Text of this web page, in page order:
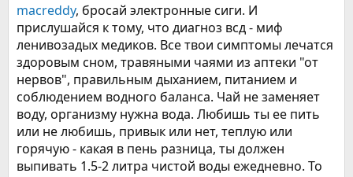
macreddy, бросай электронные сиги. И
прислушайся к тому, что диагноз всд - миф
ленивозадых медиков. Все твои симптомы лечатся
здоровым сном, травяными чаями из аптеки "от
нервов", правильным дыханием, питанием и
соблюдением водного баланса. Чай не заменяет
воду, организму нужна вода. Любишь ты ее пить
или не любишь, привык или нет, теплую или
горячую - какая в пень разница, ты должен
выпивать 1.5-2 литра чистой воды ежедневно. То